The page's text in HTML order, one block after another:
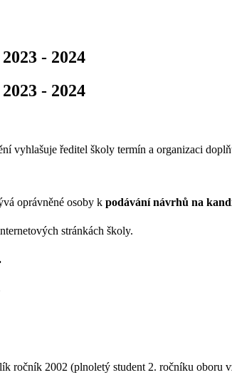
- 2024
- 2024
vyhlašuje ředitel školy termín a organizaci
oprávněné osoby k podávání návrhů na
stránkách školy.
ročník 2002 (plnoletý student 2. ročníku oboru